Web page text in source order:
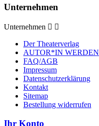
Unternehmen
Unternehmen  
Der Theaterverlag
AUTOR*IN WERDEN
FAQ/AGB
Impressum
Datenschutzerklärung
Kontakt
Sitemap
Bestellung widerrufen
Ihr Konto